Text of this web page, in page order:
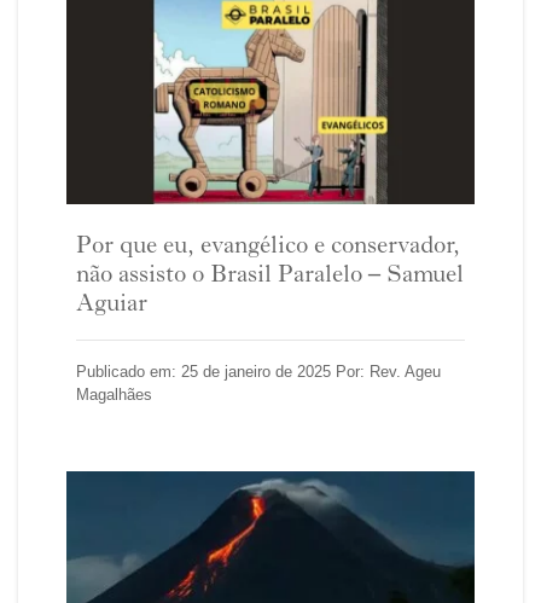
Por que eu, evangélico e conservador,
não assisto o Brasil Paralelo – Samuel
Aguiar
Publicado em: 25 de janeiro de 2025 Por: Rev. Ageu
Magalhães